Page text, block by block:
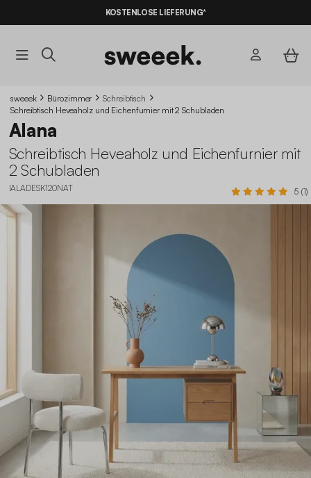
KOSTENLOSE LIEFERUNG*
sweeek Bürozimmer
Schreibtisch
Schreibtisch Heveaholz und Eichenfurnier mit 2 Schubladen
Alana
Schreibtisch Heveaholz und Eichenfurnier mit
2 Schubladen
IALADESK120NAT 5 (1)